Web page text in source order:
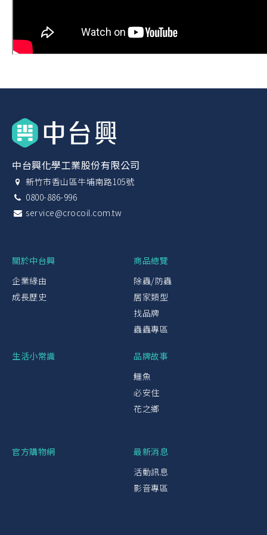
中台興化學工業股份有限公司
新竹市香山區牛埔南路105號
0800-886-996
service@crocoil.com.tw
關於中台興
企業緣由
成長歷史
商品總覽
除蟲/防蟲
居家類型
找品牌
蟲蟲專區
生活小常識
品牌故事
鱷魚
必安住
花之鄉
官方購物網
最新消息
活動訊息
影音專區